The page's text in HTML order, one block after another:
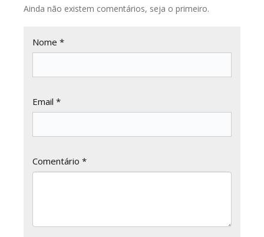
Ainda não existem comentários, seja o primeiro.
Nome *
Email *
Comentário *